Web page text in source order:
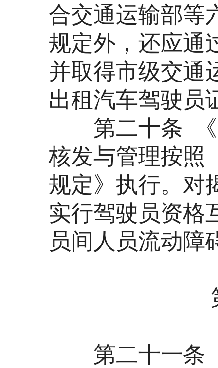
合交通运输部等
规定外，还应通
并取得市级交通
出租汽车驾驶员
第二十条 《
核发与管理按照
规定》执行。对
实行驾驶员资格
员间人员流动障
第
第二十一条